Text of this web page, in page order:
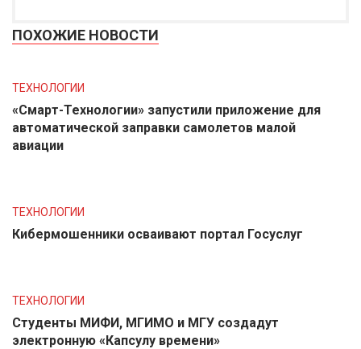
ПОХОЖИЕ НОВОСТИ
ТЕХНОЛОГИИ
«Смарт-Технологии» запустили приложение для
автоматической заправки самолетов малой
авиации
ТЕХНОЛОГИИ
Кибермошенники осваивают портал Госуслуг
ТЕХНОЛОГИИ
Студенты МИФИ, МГИМО и МГУ создадут
электронную «Капсулу времени»